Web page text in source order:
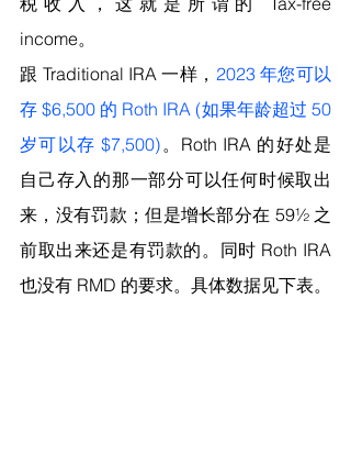
income。
跟 Traditional IRA 一样， 2023 年您可以
存 $6,500 的 Roth IRA (如果年龄超过 50
岁可以存 $7,500)。Roth IRA 的好处是
自己存入的那一部分可以任何时候取出
来，没有罚款；但是增长部分在 59½ 之
前取出来还是有罚款的。同时 Roth IRA
也没有 RMD 的要求。具体数据见下表。